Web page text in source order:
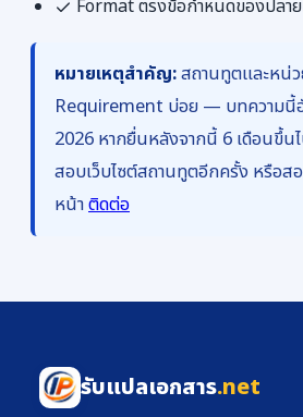
Format ตรงข้อกำหนดของปลา
หมายเหตุสำคัญ:สถานทูตและหน่
Requirement บ่อย — บทความนี้
2026 หากยื่นหลังจากนี้ 6 เดือนขึ้น
สอบเว็บไซต์สถานทูตอีกครั้ง หรือส
หน้าติดต่อ
รับแปลเอกสาร.net